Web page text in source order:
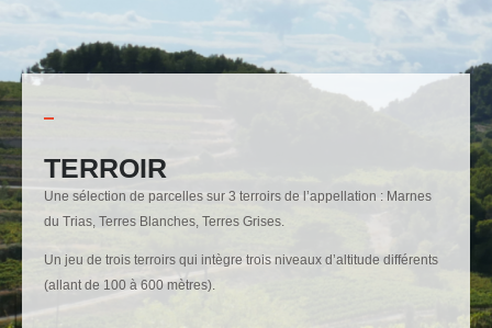
TERROIR
Une sélection de parcelles sur 3 terroirs de l’appellation : Marnes
du Trias, Terres Blanches, Terres Grises.
Un jeu de trois terroirs qui intègre trois niveaux d’altitude différents
(allant de 100 à 600 mètres).